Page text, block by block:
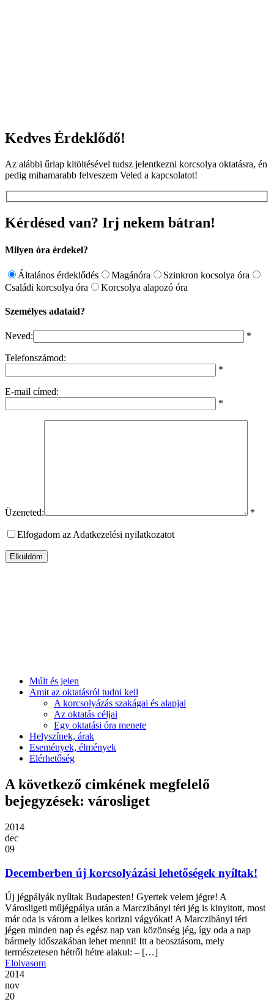
Kedves Érdeklődő!
Az alábbi űrlap kitöltésével tudsz jelentkezni korcsolya oktatásra, én
pedig mihamarabb felveszem Veled a kapcsolatot!
Kérdésed van? Irj nekem bátran!
Milyen óra érdekel?
Általános érdeklődés Magánóra
Szinkron kocsolya óra
Családi korcsolya óra
Korcsolya alapozó óra
Személyes adataid?
Neved: *
Telefonszámod:
*
E-mail címed:
*
Üzeneted: *
Elfogadom az Adatkezelési nyilatkozatot
Múlt és jelen
Amit az oktatásról tudni kell
A korcsolyázás szakágai és alapjai
Az oktatás céljai
Egy oktatási óra menete
Helyszínek, árak
Események, élmények
Elérhetőség
A következő cimkének megfelelő
bejegyzések: városliget
2014
dec
09
Decemberben új korcsolyázási lehetőségek nyíltak!
Új jégpályák nyíltak Budapesten! Gyertek velem jégre! A
Városligeti műjégpálya után a Marczibányi téri jég is kinyitott, most
már oda is várom a lelkes korizni vágyókat! A Marczibányi téri
jégen minden nap és egész nap van közönség jég, így oda a nap
bármely időszakában lehet menni! Itt a beosztásom, mely
természetesen hétről hétre alakul: – […]
Elolvasom
2014
nov
20